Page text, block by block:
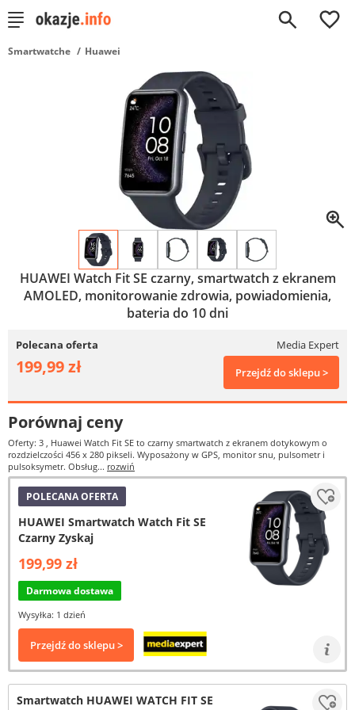
0
Smartwatche Huawei
HUAWEI Watch Fit SE czarny, smartwatch z ekranem
AMOLED, monitorowanie zdrowia, powiadomienia,
bateria do 10 dni
Polecana oferta Media Expert
199,99 zł Przejdź do sklepu >
Porównaj ceny
Oferty: 3 , Huawei Watch Fit SE to czarny smartwatch z ekranem dotykowym o
rozdzielczości 456 x 280 pikseli. Wyposażony w GPS, monitor snu, pulsometr i
pulsoksymetr. Obsług... rozwiń
POLECANA OFERTA
HUAWEI Smartwatch Watch Fit SE
Czarny Zyskaj
199,99 zł
Darmowa dostawa
Wysyłka: 1 dzień
Przejdź do sklepu >
Smartwatch HUAWEI WATCH FIT SE